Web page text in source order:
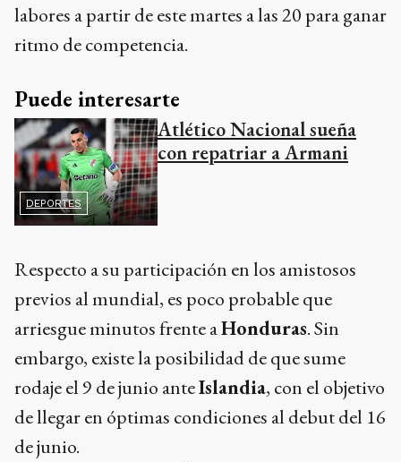
labores a partir de este martes a las 20 para ganar
ritmo de competencia.
Puede interesarte
DEPORTES
Atlético Nacional sueña
con repatriar a Armani
Respecto a su participación en los amistosos
previos al mundial, es poco probable que
arriesgue minutos frente aHonduras. Sin
embargo, existe la posibilidad de que sume
rodaje el 9 de junio anteIslandia, con el objetivo
de llegar en óptimas condiciones al debut del 16
de junio.